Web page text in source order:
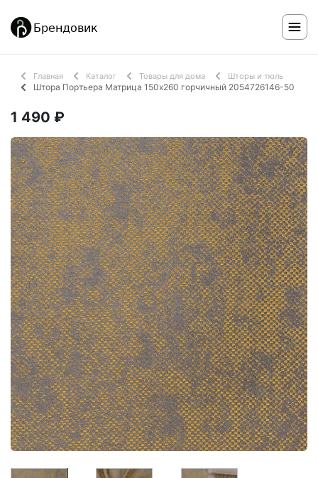
Главная Каталог Товары для дома Шторы и тюль
Штора Портьера Матрица 150х260 горчичный 2054726146-50
1 490 ₽